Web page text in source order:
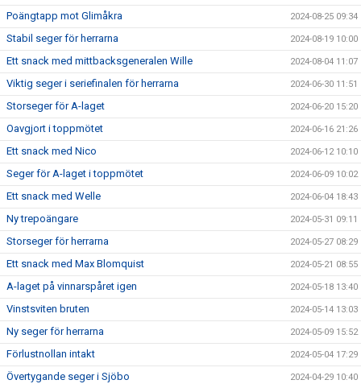
Poängtapp mot Glimåkra 2024-08-25 09:34
Stabil seger för herrarna 2024-08-19 10:00
Ett snack med mittbacksgeneralen Wille 2024-08-04 11:07
Viktig seger i seriefinalen för herrarna 2024-06-30 11:51
Storseger för A-laget 2024-06-20 15:20
Oavgjort i toppmötet 2024-06-16 21:26
Ett snack med Nico 2024-06-12 10:10
Seger för A-laget i toppmötet 2024-06-09 10:02
Ett snack med Welle 2024-06-04 18:43
Ny trepoängare 2024-05-31 09:11
Storseger för herrarna 2024-05-27 08:29
Ett snack med Max Blomquist 2024-05-21 08:55
A-laget på vinnarspåret igen 2024-05-18 13:40
Vinstsviten bruten 2024-05-14 13:03
Ny seger för herrarna 2024-05-09 15:52
Förlustnollan intakt 2024-05-04 17:29
Övertygande seger i Sjöbo 2024-04-29 10:40